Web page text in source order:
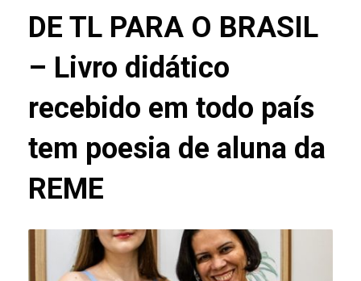
DE TL PARA O BRASIL
– Livro didático
recebido em todo país
tem poesia de aluna da
REME